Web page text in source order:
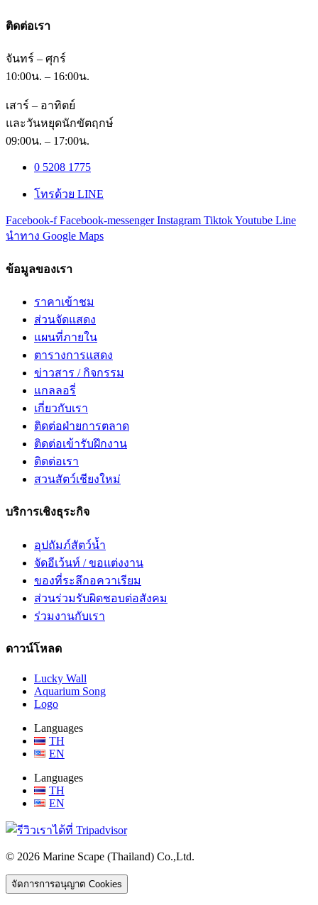
ติดต่อเรา
จันทร์ – ศุกร์
10:00น. – 16:00น.
เสาร์ – อาทิตย์
และวันหยุดนักขัตฤกษ์
09:00น. – 17:00น.
0 5208 1775
โทรด้วย LINE
Facebook-f Facebook-messenger Instagram TiktokYoutube Line
นำทาง Google Maps
ข้อมูลของเรา
ราคาเข้าชม
ส่วนจัดแสดง
แผนที่ภายใน
ตารางการแสดง
ข่าวสาร / กิจกรรม
แกลลอรี่
เกี่ยวกับเรา
ติดต่อฝ่ายการตลาด
ติดต่อเข้ารับฝึกงาน
ติดต่อเรา
สวนสัตว์เชียงใหม่
บริการเชิงธุระกิจ
อุปถัมภ์สัตว์น้ำ
จัดอีเว้นท์ / ขอแต่งงาน
ของที่ระลึกอควาเรียม
ส่วนร่วมรับผิดชอบต่อสังคม
ร่วมงานกับเรา
ดาวน์โหลด
Lucky Wall
Aquarium Song
Logo
Languages
TH
EN
Languages
TH
EN
© 2026 Marine Scape (Thailand) Co.,Ltd.
จัดการการอนุญาต Cookies